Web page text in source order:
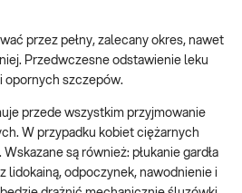
przez pełny, zalecany okres, nawet
Przedwczesne odstawienie leku
opornych szczepów.
przede wszystkim przyjmowanie
W przypadku kobiet ciężarnych
są również: płukanie gardła
lidokainą, odpoczynek, nawodnienie i